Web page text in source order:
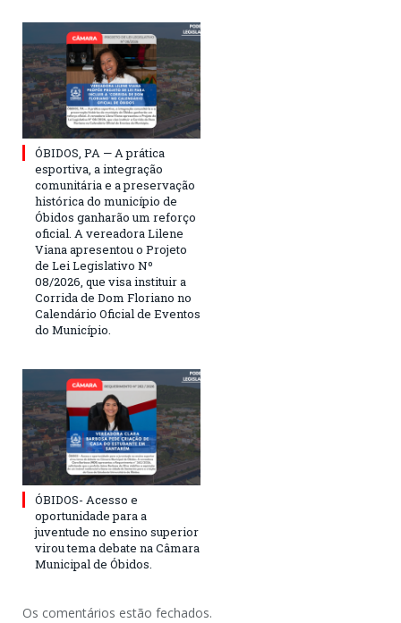
ÓBIDOS, PA — A prática
esportiva, a integração
comunitária e a preservação
histórica do município de
Óbidos ganharão um reforço
oficial. A vereadora Lilene
Viana apresentou o Projeto
de Lei Legislativo Nº
08/2026, que visa instituir a
Corrida de Dom Floriano no
Calendário Oficial de Eventos
do Município.
ÓBIDOS- Acesso e
oportunidade para a
juventude no ensino superior
virou tema debate na Câmara
Municipal de Óbidos.
Os comentários estão fechados.